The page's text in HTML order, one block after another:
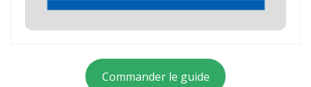
Commander le guide